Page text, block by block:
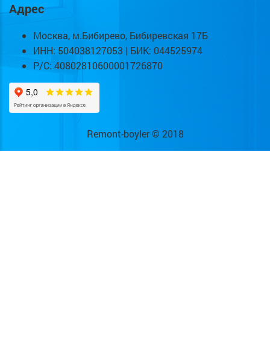
Адрес
Москва, м.Бибирево, Бибиревская 17Б
ИНН: 504038127053 | БИК: 044525974
Р/С: 40802810600001726870
Remont-boyler © 2018